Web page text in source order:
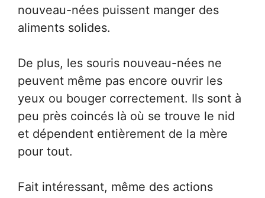
nouveau-nées puissent manger des
aliments solides.
De plus, les souris nouveau-nées ne
peuvent même pas encore ouvrir les
yeux ou bouger correctement. Ils sont à
peu près coincés là où se trouve le nid
et dépendent entièrement de la mère
pour tout.
Fait intéressant, même des actions